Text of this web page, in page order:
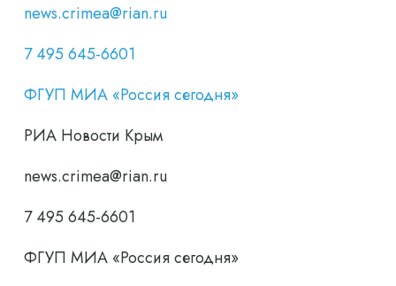
news.crimea@rian.ru
7 495 645-6601
ФГУП МИА «Россия сегодня»
РИА Новости Крым
news.crimea@rian.ru
7 495 645-6601
ФГУП МИА «Россия сегодня»